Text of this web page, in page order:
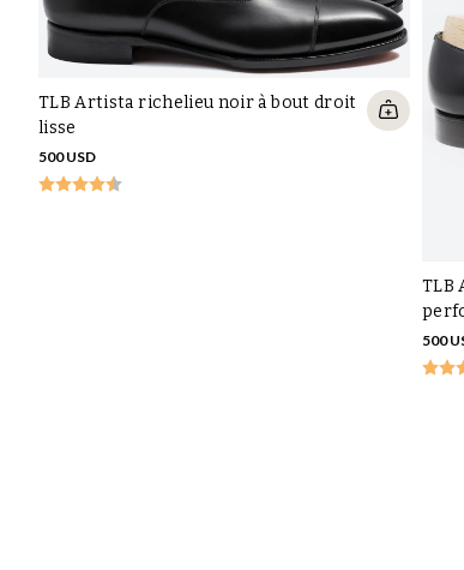
TLB Artista richelieu noir à bout droit
lisse
500 USD
TLB
500